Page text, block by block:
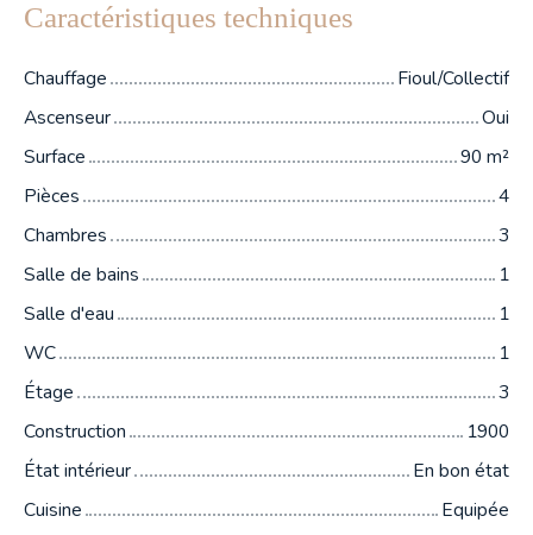
Caractéristiques techniques
Chauffage
Fioul/Collectif
Ascenseur
Oui
Surface
90 m²
Pièces
4
Chambres
3
Salle de bains
1
Salle d'eau
1
WC
1
Étage
3
Construction
1900
État intérieur
En bon état
Cuisine
Equipée